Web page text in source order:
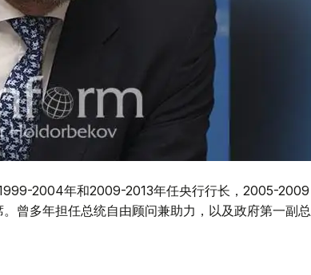
2004年和2009-2013年任央行行长，2005-2009
曾多年担任总统自由顾问兼助力，以及政府第一副总